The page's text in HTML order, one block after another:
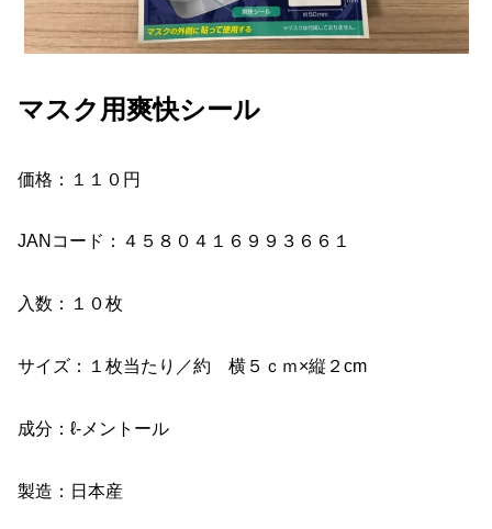
マスク用爽快シール
価格：１１０円
JANコード：４５８０４１６９９３６６１
入数：１０枚
サイズ：１枚当たり／約 横５ｃｍ×縦２cm
成分：ℓ‐メントール
製造：日本産